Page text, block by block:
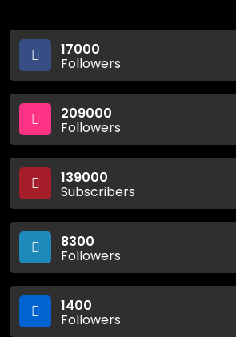
17000
Followers
209000
Followers
139000
Subscribers
8300
Followers
1400
Followers